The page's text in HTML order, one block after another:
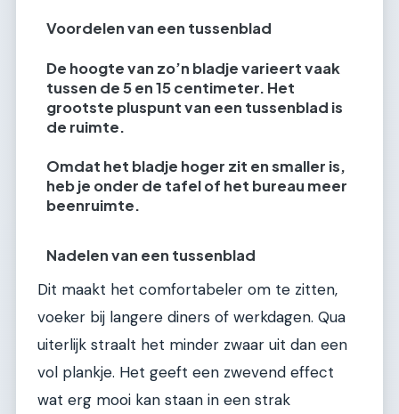
Voordelen van een tussenblad
De hoogte van zo’n bladje varieert vaak
tussen de 5 en 15 centimeter. Het
grootste pluspunt van een tussenblad is
de ruimte.
Omdat het bladje hoger zit en smaller is,
heb je onder de tafel of het bureau meer
beenruimte.
Nadelen van een tussenblad
Dit maakt het comfortabeler om te zitten,
voeker bij langere diners of werkdagen. Qua
uiterlijk straalt het minder zwaar uit dan een
vol plankje. Het geeft een zwevend effect
wat erg mooi kan staan in een strak